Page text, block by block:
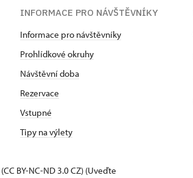
INFORMACE PRO NÁVŠTĚVNÍKY
Informace pro návštěvníky
Prohlídkové okruhy
Návštěvní doba
Rezervace
Vstupné
Tipy na výlety
(CC BY-NC-ND 3.0 CZ) (Uveďte